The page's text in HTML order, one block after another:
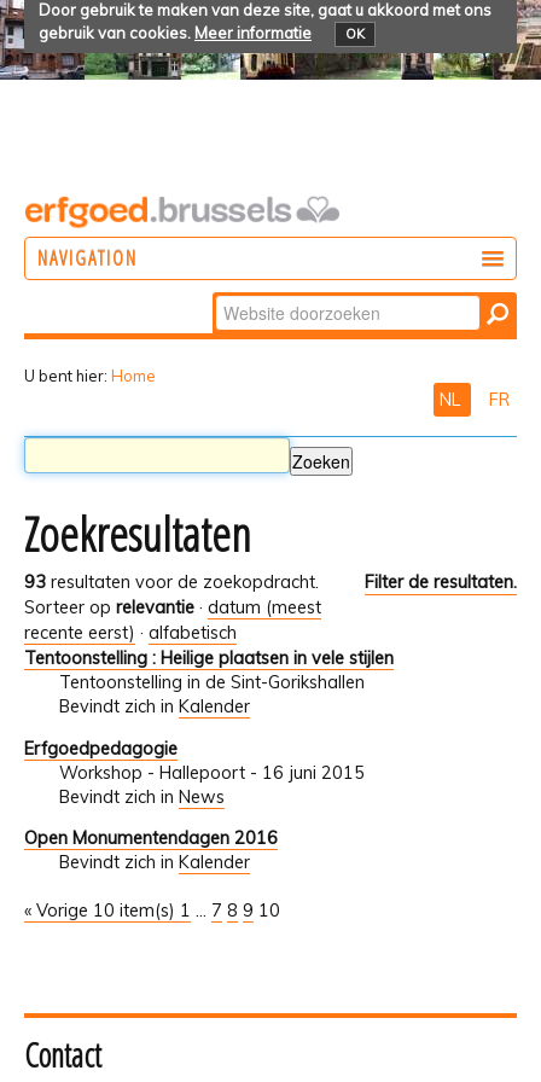
Door gebruik te maken van deze site, gaat u akkoord met ons
gebruik van cookies. Meer informatie OK
NAVIGATION
Zoek
Geavanceerd
U bent hier: Home
NL FR
Zoekresultaten
93 resultaten voor de zoekopdracht.
Filter de resultaten.
Sorteer op relevantie · datum (meest
recente eerst) · alfabetisch
Tentoonstelling : Heilige plaatsen in vele stijlen
Tentoonstelling in de Sint-Gorikshallen
Bevindt zich in Kalender
Erfgoedpedagogie
Workshop - Hallepoort - 16 juni 2015
Bevindt zich in News
Open Monumentendagen 2016
Bevindt zich in Kalender
« Vorige 10 item(s) 1 ... 7 8 9 10
Contact